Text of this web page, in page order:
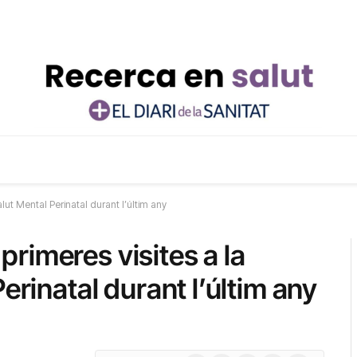
Mental Perinatal durant l’últim any
visites a la
durant l’últim any